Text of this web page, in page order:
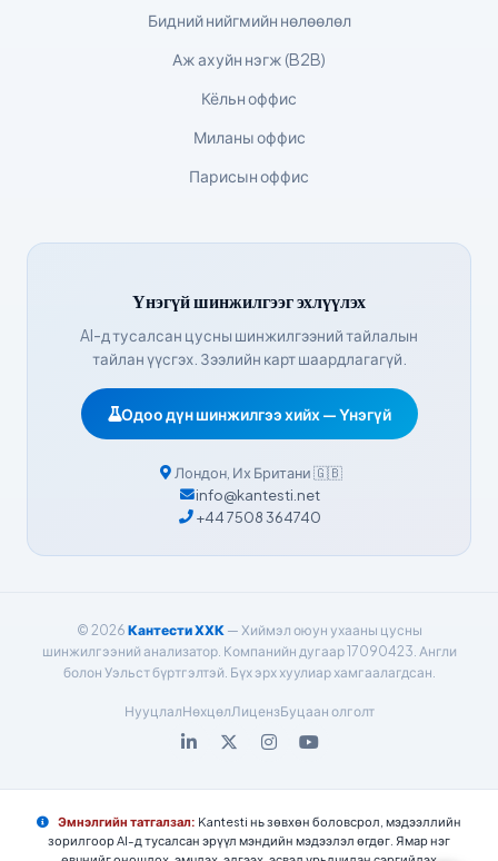
Бидний нийгмийн нөлөөлөл
Аж ахуйн нэгж (B2B)
Кёльн оффис
Миланы оффис
Парисын оффис
Үнэгүй шинжилгээг эхлүүлэх
AI-д тусалсан цусны шинжилгээний тайлалын
тайлан үүсгэх. Зээлийн карт шаардлагагүй.
Одоо дүн шинжилгээ хийх — Үнэгүй
Лондон, Их Британи🇬🇧
info@kantesti.net
+44 7508 364740
© 2026 Кантести ХХК— Хиймэл оюун ухааны цусны
шинжилгээний анализатор. Компанийн дугаар 17090423. Англи
болон Уэльст бүртгэлтэй. Бүх эрх хуулиар хамгаалагдсан.
НууцлалНөхцөлЛицензБуцаан олголт
Эмнэлгийн татгалзал: Kantesti нь зөвхөн боловсрол, мэдээллийн
зорилгоор AI-д тусалсан эрүүл мэндийн мэдээлэл өгдөг. Ямар нэг
Deutsch
العربية
Italiano
Español
Português
Türkçe
Български
Nederlands